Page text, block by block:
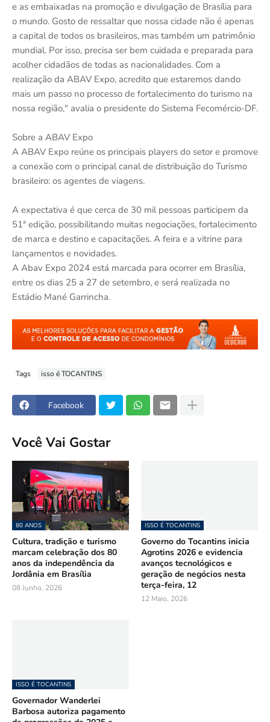
e as embaixadas na promoção e divulgação de Brasília para
o mundo. Gosto de ressaltar que nossa cidade não é apenas
a capital de todos os brasileiros, mas também um patrimônio
mundial. Por isso, precisa ser bem cuidada e preparada para
acolher cidadãos de todas as nacionalidades. Com a
realização da ABAV Expo, acredito que estaremos dando
mais um passo no processo de fortalecimento do turismo na
nossa região," avalia o presidente do Sistema Fecomércio-DF.
Sobre a ABAV Expo
A ABAV Expo reúne os principais players do setor e promove
a conexão com o principal canal de distribuição do Turismo
brasileiro: os agentes de viagens.
A expectativa é que cerca de 30 mil pessoas participem da
51ª edição, possibilitando muitas negociações, fortalecimento
de marca e destino e capacitações. A feira e a vitrine para
lançamentos e novidades.
A Abav Expo 2024 está marcada para ocorrer em Brasília,
entre os dias 25 a 27 de setembro, e será realizada no
Estádio Mané Garrincha.
Tags isso é TOCANTINS
Facebook
Você Vai Gostar
80 ANOS
Cultura, tradição e turismo
marcam celebração dos 80
anos da independência da
Jordânia em Brasília
08 Junho, 2026
ISSO É TOCANTINS
Governo do Tocantins inicia
Agrotins 2026 e evidencia
avanços tecnológicos e
geração de negócios nesta
terça-feira, 12
12 Maio, 2026
ISSO É TOCANTINS
Governador Wanderlei
Barbosa autoriza pagamento